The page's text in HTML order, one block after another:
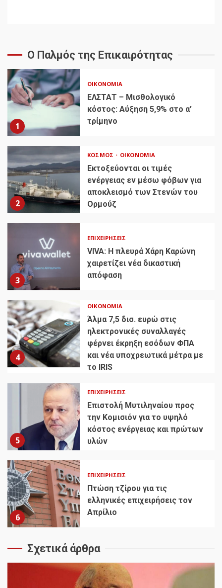
Ο Παλμός της Επικαιρότητας
1
ΟΙΚΟΝΟΜΊΑ
ΕΛΣΤΑΤ – Μισθολογικό
κόστος: Αύξηση 5,9% στο α’
τρίμηνο
2
ΚΌΣΜΟΣ ΟΙΚΟΝΟΜΊΑ
Εκτοξεύονται οι τιμές
ενέργειας εν μέσω φόβων για
αποκλεισμό των Στενών του
Ορμούζ
3
ΕΠΙΧΕΙΡΉΣΕΙΣ
VIVA: Η πλευρά Χάρη Καρώνη
χαιρετίζει νέα δικαστική
απόφαση
4
ΟΙΚΟΝΟΜΊΑ
Άλμα 7,5 δισ. ευρώ στις
ηλεκτρονικές συναλλαγές
φέρνει έκρηξη εσόδων ΦΠΑ
και νέα υποχρεωτικά μέτρα με
το IRIS
5
ΕΠΙΧΕΙΡΉΣΕΙΣ
Επιστολή Μυτιληναίου προς
την Κομισιόν για το υψηλό
κόστος ενέργειας και πρώτων
υλών
6
ΕΠΙΧΕΙΡΉΣΕΙΣ
Πτώση τζίρου για τις
ελληνικές επιχειρήσεις τον
Απρίλιο
Σχετικά άρθρα